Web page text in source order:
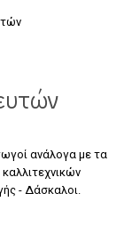
ανάλογα με τα
- Δάσκαλοι.